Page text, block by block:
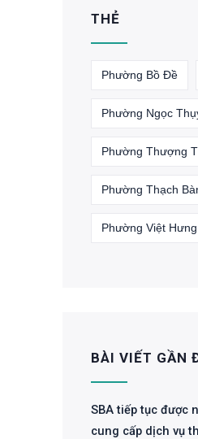
THẺ
Phường Bồ Đề
Phường Ngọc
Phường Thượng
Phường Thạch
Phường Việt Hưng
BÀI VIẾT GẦN
SBA tiếp tục được
cung cấp dịch vụ